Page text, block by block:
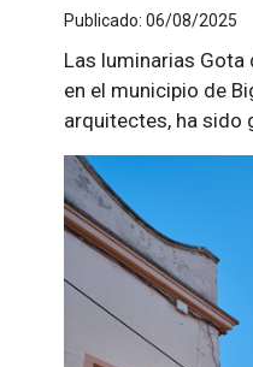
Publicado: 06/08/2025
Las luminarias Gota
en el municipio de
arquitectes, ha sido